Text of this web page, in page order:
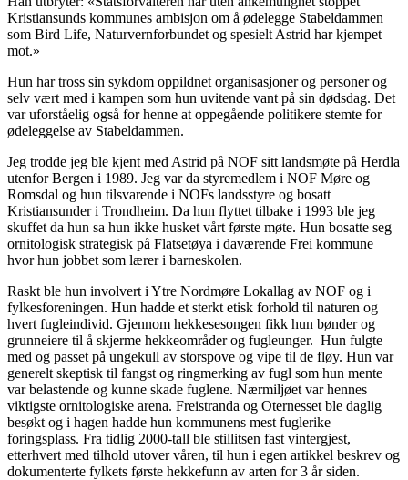
Kristiansunds kommunes ambisjon om å ødelegge Stabeldammen
som Bird Life, Naturvernforbundet og spesielt Astrid har kjempet
mot.»
Hun har tross sin sykdom oppildnet organisasjoner og personer og
selv vært med i kampen som hun uvitende vant på sin dødsdag. Det
var uforståelig også for henne at oppegående politikere stemte for
ødeleggelse av Stabeldammen.
Jeg trodde jeg ble kjent med Astrid på NOF sitt landsmøte på Herdla
utenfor Bergen i 1989. Jeg var da styremedlem i NOF Møre og
Romsdal og hun tilsvarende i NOFs landsstyre og bosatt
Kristiansunder i Trondheim. Da hun flyttet tilbake i 1993 ble jeg
skuffet da hun sa hun ikke husket vårt første møte. Hun bosatte seg
ornitologisk strategisk på Flatsetøya i daværende Frei kommune
hvor hun jobbet som lærer i barneskolen.
Raskt ble hun involvert i Ytre Nordmøre Lokallag av NOF og i
fylkesforeningen. Hun hadde et sterkt etisk forhold til naturen og
hvert fugleindivid. Gjennom hekkesesongen fikk hun bønder og
grunneiere til å skjerme hekkeområder og fugleunger. Hun fulgte
med og passet på ungekull av storspove og vipe til de fløy. Hun var
generelt skeptisk til fangst og ringmerking av fugl som hun mente
var belastende og kunne skade fuglene. Nærmiljøet var hennes
viktigste ornitologiske arena. Freistranda og Oternesset ble daglig
besøkt og i hagen hadde hun kommunens mest fuglerike
foringsplass. Fra tidlig 2000-tall ble stillitsen fast vintergjest,
etterhvert med tilhold utover våren, til hun i egen artikkel beskrev og
dokumenterte fylkets første hekkefunn av arten for 3 år siden.